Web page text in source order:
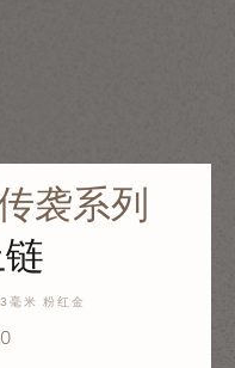
袭系列
米 粉红金